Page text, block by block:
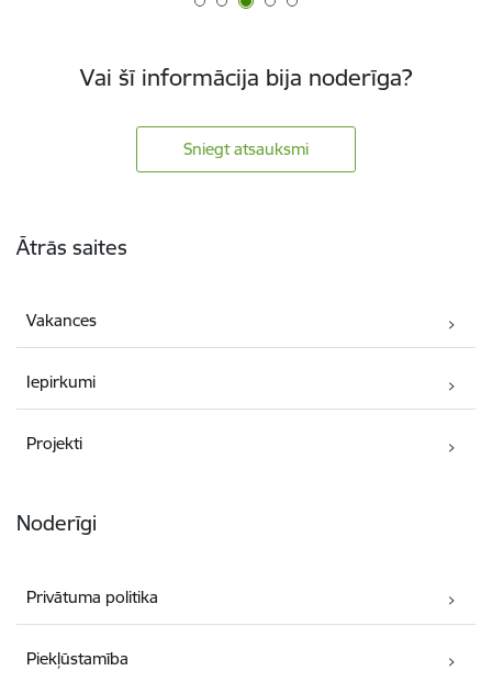
Vai šī informācija bija noderīga?
Sniegt atsauksmi
Ātrās saites
Vakances
Iepirkumi
Projekti
Noderīgi
Privātuma politika
Piekļūstamība